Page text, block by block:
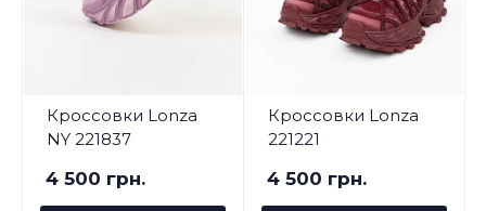
Кроссовки Lonza
NY 221837
4 500 грн.
Кроссовки Lonza
221221
4 500 грн.